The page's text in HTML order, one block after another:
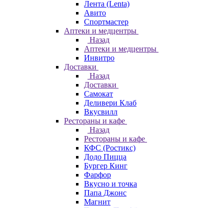
Лента (Lenta)
Авито
Спортмастер
Аптеки и медцентры
Назад
Аптеки и медцентры
Инвитро
Доставки
Назад
Доставки
Самокат
Деливери Клаб
Вкусвилл
Рестораны и кафе
Назад
Рестораны и кафе
КФС (Ростикс)
Додо Пицца
Бургер Кинг
Фарфор
Вкусно и точка
Папа Джонс
Магнит